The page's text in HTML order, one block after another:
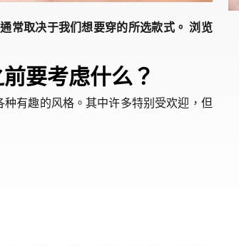
常取决于我们想要穿的所选款式。 浏览
要考虑什么？
种有趣的风格。其中许多特别受欢迎，但